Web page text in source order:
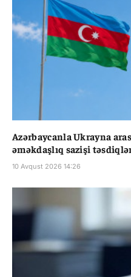
Azərbaycanla Ukrayna
əməkdaşlıq sazişi
10 Avqust 2026 14:26